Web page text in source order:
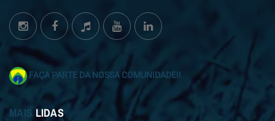
FAÇA PARTE DA NOSSA COMUNIDADE!!
MAIS LIDAS